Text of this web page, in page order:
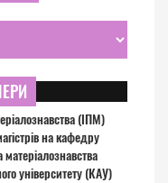
(ІПМ)
на кафедру
університету (КАУ)